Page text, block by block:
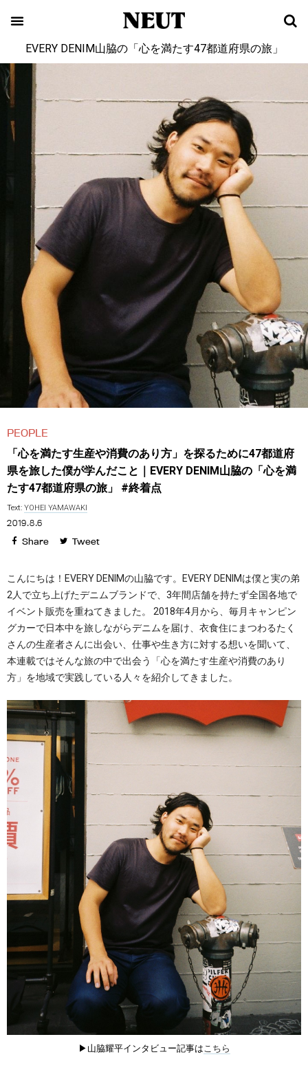
EVERY DENIM山脇の「心を満たす47都道府県の旅」
PEOPLE
「心を満たす生産や消費のあり方」を探るために47都道府
県を旅した僕が学んだこと｜EVERY DENIM山脇の「心を満
たす47都道府県の旅」 #終着点
Text: YOHEI YAMAWAKI
2019.8.6
Share Tweet
こんにちは！EVERY DENIMの山脇です。EVERY DENIMは僕と実の弟
2人で立ち上げたデニムブランドで、3年間店舗を持たず全国各地で
イベント販売を重ねてきました。 2018年4月から、毎月キャンピン
グカーで日本中を旅しながらデニムを届け、衣食住にまつわるたく
さんの生産者さんに出会い、仕事や生き方に対する想いを聞いて、
本連載ではそんな旅の中で出会う「心を満たす生産や消費のあり
方」を地域で実践している人々を紹介してきました。
▶︎山脇耀平インタビュー記事はこちら